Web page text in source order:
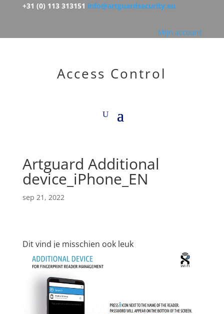
+31 (0) 113 313151 info@artguardsecurity.eu
Mijn account
Access Control
Artguard Additional
device_iPhone_EN
sep 21, 2022
Dit vind je misschien ook leuk